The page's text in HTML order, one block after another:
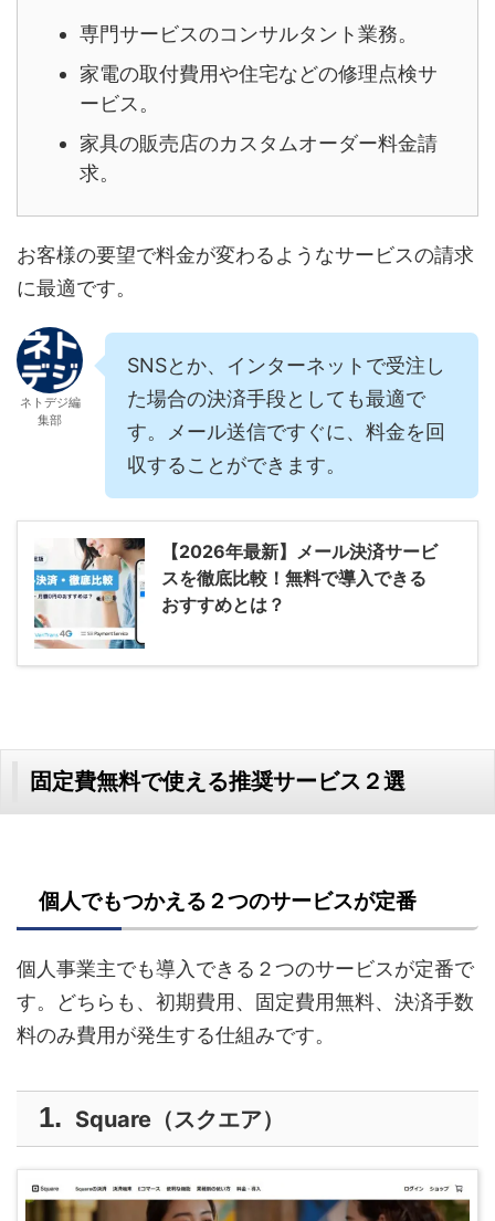
専門サービスのコンサルタント業務。
家電の取付費用や住宅などの修理点検サ
ービス。
家具の販売店のカスタムオーダー料金請
求。
お客様の要望で料金が変わるようなサービスの請求
に最適です。
ネトデジ編
集部
SNSとか、インターネットで受注し
た場合の決済手段としても最適で
す。メール送信ですぐに、料金を回
収することができます。
【2026年最新】メール決済サービ
スを徹底比較！無料で導入できる
おすすめとは？
固定費無料で使える推奨サービス２選
個人でもつかえる２つのサービスが定番
個人事業主でも導入できる２つのサービスが定番で
す。どちらも、初期費用、固定費用無料、決済手数
料のみ費用が発生する仕組みです。
Square（スクエア）